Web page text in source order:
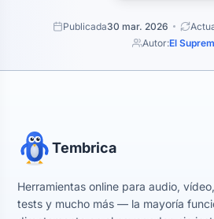
Publicada30 mar. 2026
Autor:El
Tembrica
Herramientas online para audio,
tests y mucho más — la mayoría